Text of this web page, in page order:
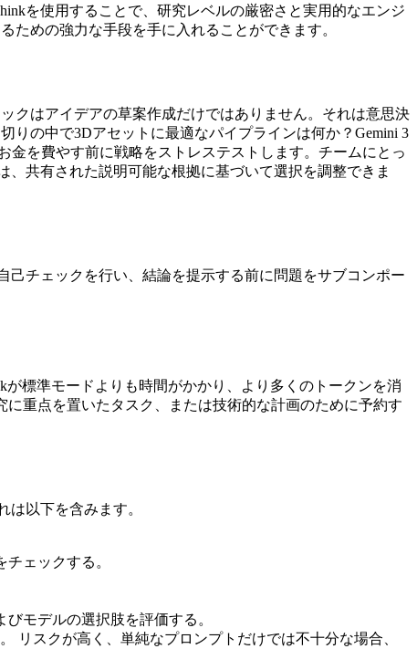
を使用することで、研究レベルの厳密さと実用的なエンジ
ための強力な手段を手に入れることができます。
クはアイデアの草案作成だけではありません。それは意思決
りの中で3Dアセットに最適なパイプラインは何か？Gemini 3
金を費やす前に戦略をストレステストします。チームにとっ
、共有された説明可能な根拠に基づいて選択を調整できま
己チェックを行い、結論を提示する前に問題をサブコンポー
標準モードよりも時間がかかり、より多くのトークンを消
重点を置いたタスク、または技術的な計画のために予約す
は以下を含みます。
ェックする。
モデルの選択肢を評価する。
リスクが高く、単純なプロンプトだけでは不十分な場合、